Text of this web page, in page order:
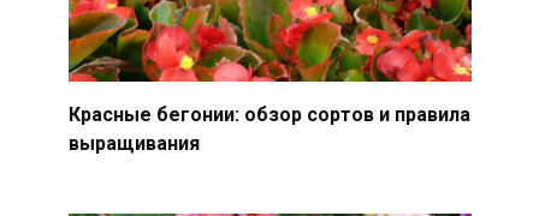
Красные бегонии: обзор сортов и правила
выращивания